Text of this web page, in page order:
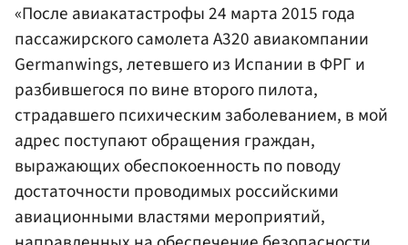
«После авиакатастрофы 24 марта 2015 года
пассажирского самолета А320 авиакомпании
Germanwings, летевшего из Испании в ФРГ и
разбившегося по вине второго пилота,
страдавшего психическим заболеванием, в мой
адрес поступают обращения граждан,
выражающих обеспокоенность по поводу
достаточности проводимых российскими
авиационными властями мероприятий,